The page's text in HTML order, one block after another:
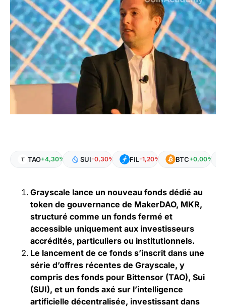
TAO+4,30% SUI-0,30% FIL-1,20% BTC+0,00%
Grayscale lance un nouveau fonds dédié au
token de gouvernance de MakerDAO, MKR,
structuré comme un fonds fermé et
accessible uniquement aux investisseurs
accrédités, particuliers ou institutionnels.
Le lancement de ce fonds s’inscrit dans une
série d’offres récentes de Grayscale, y
compris des fonds pour Bittensor (TAO), Sui
(SUI), et un fonds axé sur l’intelligence
artificielle décentralisée, investissant dans